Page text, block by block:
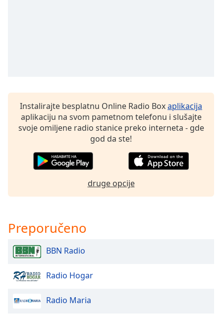
window.
Color
Background
Opacity
Area
Background
Color
Instalirajte besplatnu Online Radio Boxaplikacija
aplikaciju na svom pametnom telefonu i slušajte
svoje omiljene radio stanice preko interneta - gde
god da ste!
druge opcije
Preporučeno
BBN Radio
Radio Hogar
Radio Maria